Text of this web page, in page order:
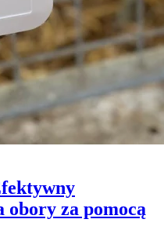
za pomocą